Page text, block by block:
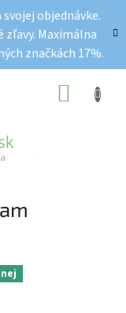
objednávke.
zľavy. Maximálna
značkách 17%.